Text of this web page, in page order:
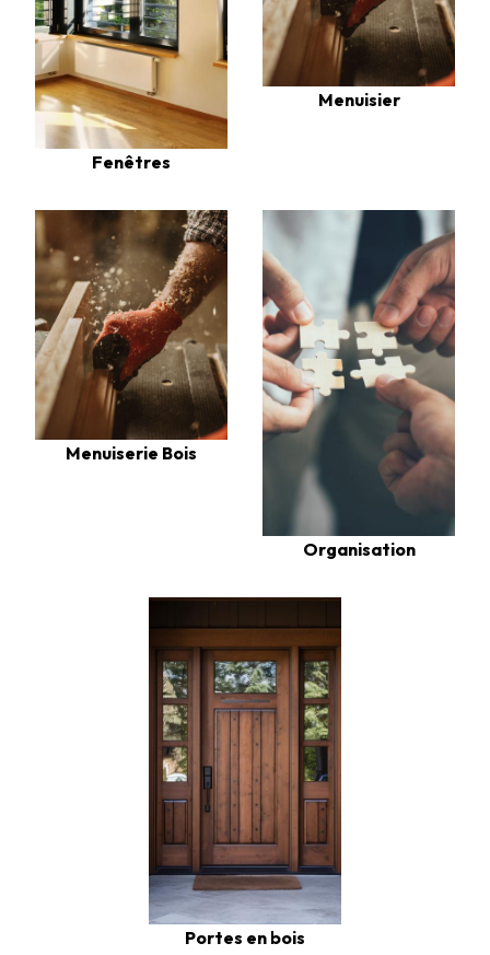
Fenêtres
Menuisier
Menuiserie Bois
Organisation
Portes en bois